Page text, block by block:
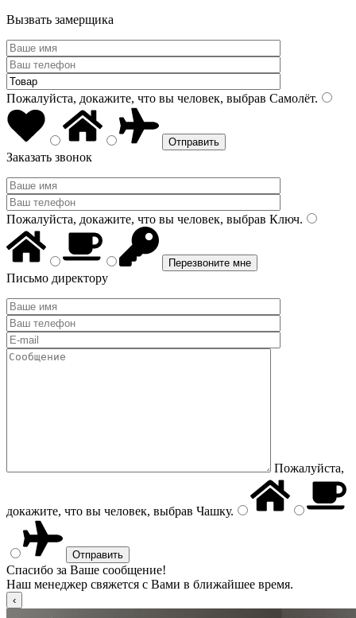
Вызвать замерщика
Пожалуйста, докажите, что вы человек, выбрав Самолёт.
Заказать звонок
Пожалуйста, докажите, что вы человек, выбрав Ключ.
Письмо директору
Пожалуйста,
докажите, что вы человек, выбрав Чашку.
Спасибо за Ваше сообщение!
Наш менеджер свяжется с Вами в ближайшее время.